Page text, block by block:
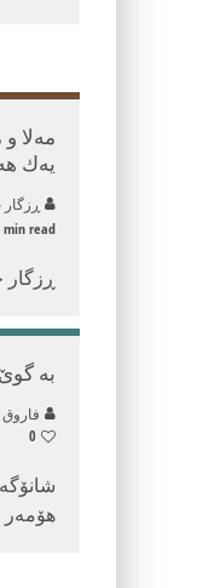
مەلا
یەك
min read
به‌
فاروق
0